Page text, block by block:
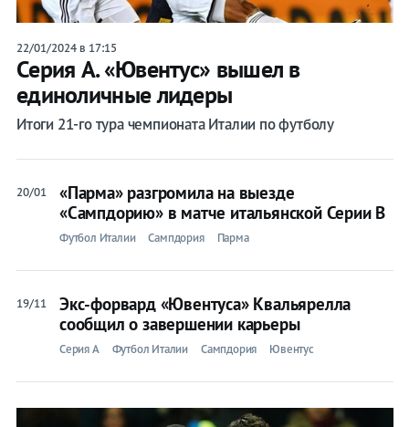
22/01/2024 в 17:15
Серия А. «Ювентус» вышел в
единоличные лидеры
Итоги 21-го тура чемпионата Италии по футболу
20/01
«Парма» разгромила на выезде
«Сампдорию» в матче итальянской Серии В
Футбол Италии Сампдория Парма
19/11
Экс-форвард «Ювентуса» Квальярелла
сообщил о завершении карьеры
Серия A Футбол Италии Сампдория Ювентус